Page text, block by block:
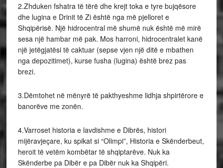
2.Zhduken fshatra të tërë dhe krejt toka e tyre bujqësore
dhe lugina e Drinit të Zi është nga më pjelloret e
Shqipërisë. Një hidrocentral më shumë nuk është më mirë
sesa një hambar më pak. Mos harroni, hidrocentralet kanë
një jetëgjatësi të caktuar (sepse vjen një ditë e mbathen
nga depozitimet), kurse fusha (lugina) është brez pas
brezi.
3.Dëmtohet në mënyrë të pakthyeshme lidhja shpirtërore e
banorëve me zonën.
4.Varroset historia e lavdishme e Dibrës, histori
mijëravjeçare, ku spikat si “Olimpi”, Historia e Skënderbeut,
heroit të vetëm kombëtar të shqiptarëve. Nuk ka
Skënderbe pa Dibër e pa Dibër nuk ka Shqipëri.